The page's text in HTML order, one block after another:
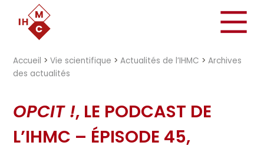
Accueil >Vie scientifique >Actualités de l’IHMC >Archives
des actualités
OPCIT !, LE PODCAST DE
L’IHMC – ÉPISODE 45,